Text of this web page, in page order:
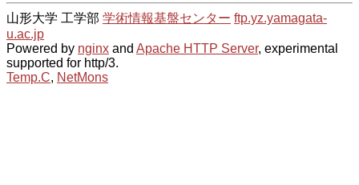
山形大学 工学部 学術情報基盤センター ftp.yz.yamagata-
u.ac.jp
Powered by nginx and Apache HTTP Server, experimental
supported for http/3.
Temp.C, NetMons